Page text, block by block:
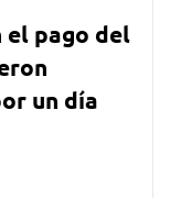
el pago del
un día